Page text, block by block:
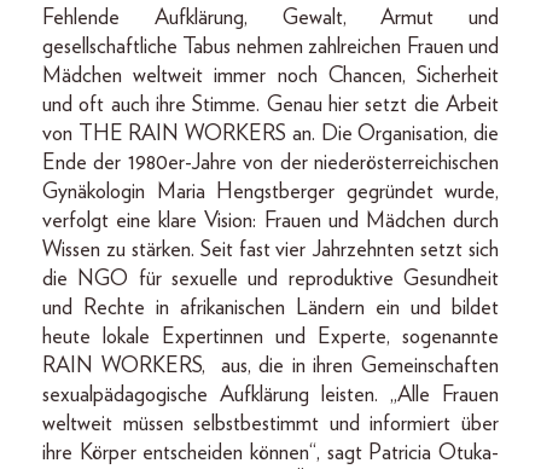
Fehlende Aufklärung, Gewalt, Armut und
gesellschaftliche Tabus nehmen zahlreichen Frauen und
Mädchen weltweit immer noch Chancen, Sicherheit
und oft auch ihre Stimme. Genau hier setzt die Arbeit
von THE RAIN WORKERS an. Die Organisation, die
Ende der 1980er-Jahre von der niederösterreichischen
Gynäkologin Maria Hengstberger gegründet wurde,
verfolgt eine klare Vision: Frauen und Mädchen durch
Wissen zu stärken. Seit fast vier Jahrzehnten setzt sich
die NGO für sexuelle und reproduktive Gesundheit
und Rechte in afrikanischen Ländern ein und bildet
heute lokale Expertinnen und Experte, sogenannte
RAIN WORKERS, aus, die in ihren Gemeinschaften
sexualpädagogische Aufklärung leisten. „Alle Frauen
weltweit müssen selbstbestimmt und informiert über
ihre Körper entscheiden können“, sagt Patricia Otuka-